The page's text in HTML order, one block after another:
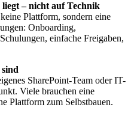
liegt – nicht auf Technik
Plattform, sondern eine
Onboarding,
einfache Freigaben,
SharePoint-Team oder IT-
Viele brauchen eine
Plattform zum Selbstbauen.